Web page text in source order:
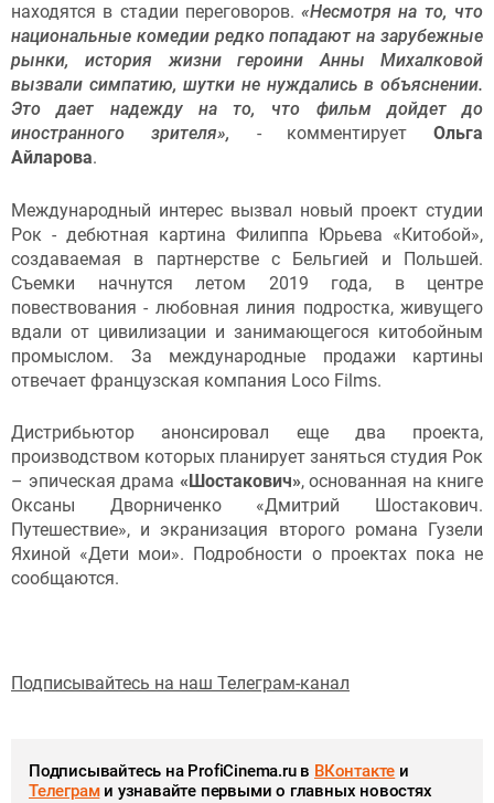
находятся в стадии переговоров.«Несмотря на то, что
национальные комедии редко попадают на зарубежные
рынки, история жизни героини Анны Михалковой
вызвали симпатию, шутки не нуждались в объяснении.
Это дает надежду на то, что фильм дойдет до
иностранного зрителя», - комментирует Ольга
Айларова.
Международный интерес вызвал новый проект студии
Рок - дебютная картина Филиппа Юрьева «Китобой»,
создаваемая в партнерстве с Бельгией и Польшей.
Съемки начнутся летом 2019 года, в центре
повествования - любовная линия подростка, живущего
вдали от цивилизации и занимающегося китобойным
промыслом. За международные продажи картины
отвечает французская компания Loco Films.
Дистрибьютор анонсировал еще два проекта,
производством которых планирует заняться студия Рок
– эпическая драма «Шостакович», основанная на книге
Оксаны Дворниченко «Дмитрий Шостакович.
Путешествие», и экранизация второго романа Гузели
Яхиной «Дети мои». Подробности о проектах пока не
сообщаются.
Подписывайтесь на наш Телеграм-канал
Подписывайтесь на ProfiCinema.ru в ВКонтакте и
Телеграми узнавайте первыми о главных новостях